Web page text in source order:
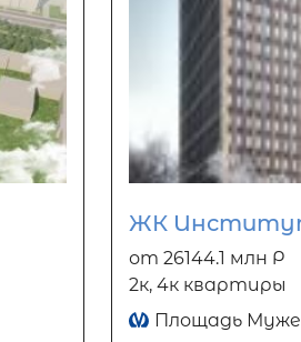
ЖК
от 26144.1 млн Р
2к, 4к квартиры
Площадь